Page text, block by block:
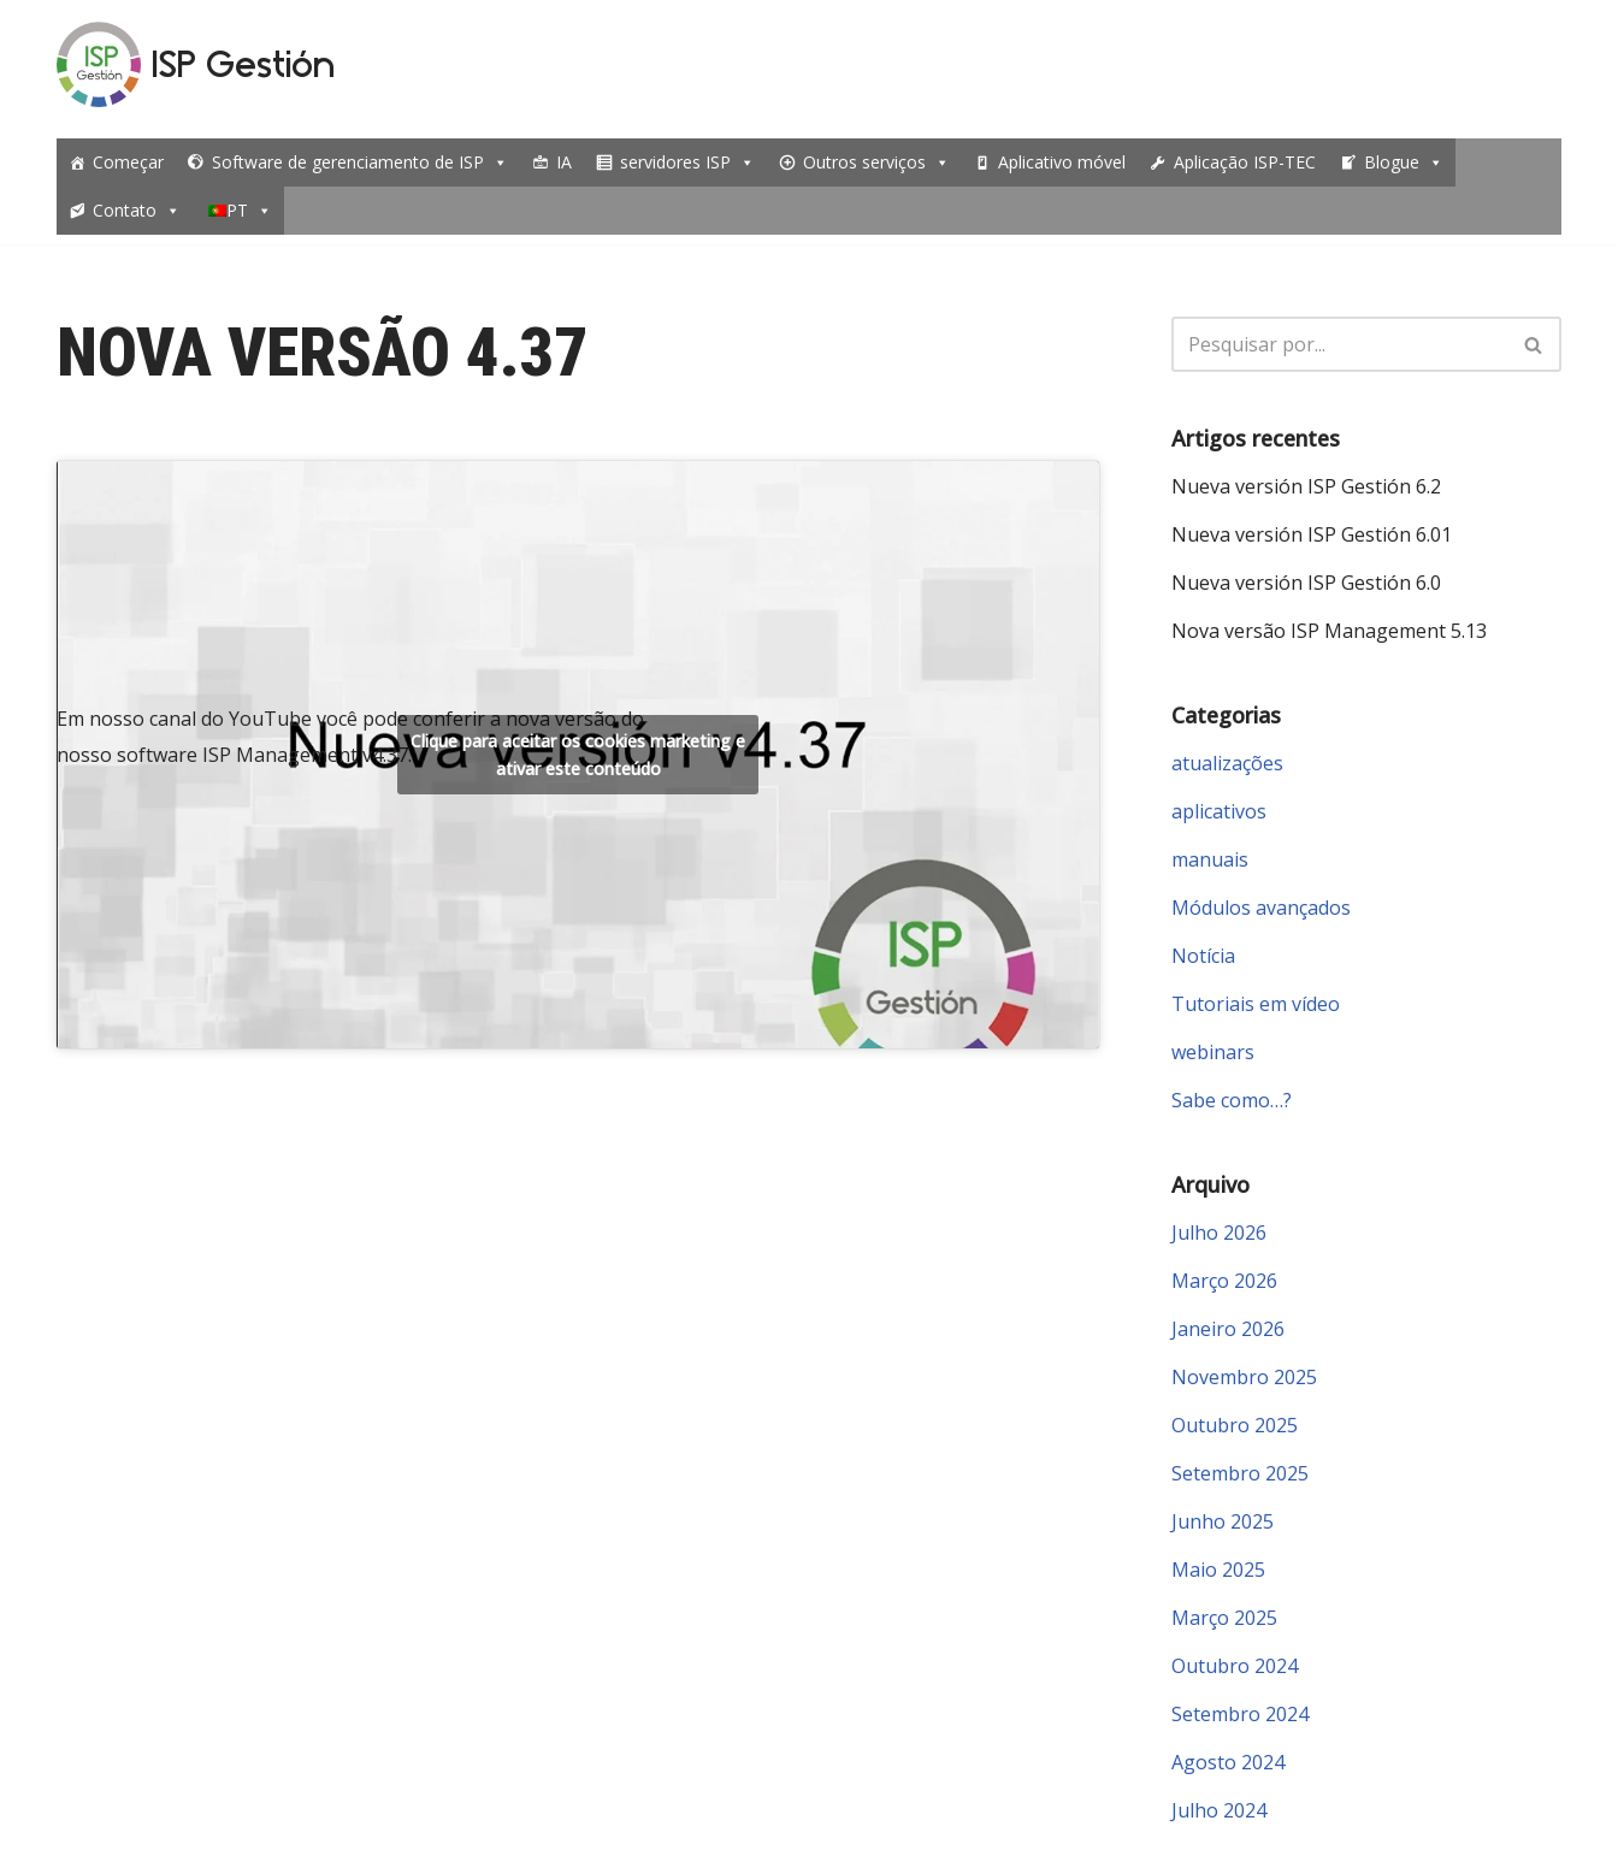
Avançar
conteúdo
ISP Gestión
Começar Software de gerenciamento de ISP IA servidores ISP Outros serviços Aplicativo móvel Aplicação ISP-TEC Blogue
Contato PT
NOVA VERSÃO 4.37
Em nosso canal do YouTube você pode conferir a nova versão do
nosso software ISP Management v4.37.
Clique para aceitar os cookies marketing e
ativar este conteúdo
Artigos recentes
Nueva versión ISP Gestión 6.2
Nueva versión ISP Gestión 6.01
Nueva versión ISP Gestión 6.0
Nova versão ISP Management 5.13
Categorias
atualizações
aplicativos
manuais
Módulos avançados
Notícia
Tutoriais em vídeo
webinars
Sabe como…?
Arquivo
Julho 2026
Março 2026
Janeiro 2026
Novembro 2025
Outubro 2025
Setembro 2025
Junho 2025
Maio 2025
Março 2025
Outubro 2024
Setembro 2024
Agosto 2024
Julho 2024